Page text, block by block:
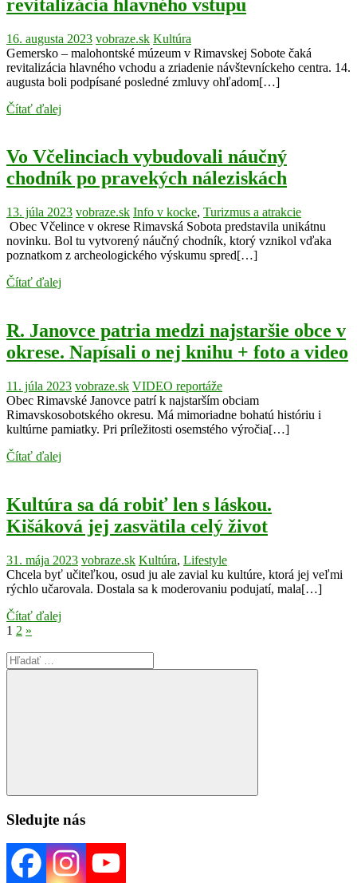
revitalizácia hlavného vstupu
16. augusta 2023 vobraze.sk Kultúra
Gemersko – malohontské múzeum v Rimavskej Sobote čaká
revitalizácia hlavného vchodu a zriadenie návštevníckeho centra. 14.
augusta boli podpísané posledné zmluvy ohľadom[…]
Čítať ďalej
Vo Včelinciach vybudovali náučný
chodník po pravekých náleziskách
13. júla 2023 vobraze.sk Info v kocke, Turizmus a atrakcie
Obec Včelince v okrese Rimavská Sobota predstavila unikátnu
novinku. Bol tu vytvorený náučný chodník, ktorý vznikol vďaka
poznatkom z archeologického výskumu spred[…]
Čítať ďalej
R. Janovce patria medzi najstaršie obce v
okrese. Napísali o nej knihu + foto a video
11. júla 2023 vobraze.sk VIDEO reportáže
Obec Rimavské Janovce patrí k najstarším obciam
Rimavskosobotského okresu. Má mimoriadne bohatú históriu i
kultúrne pamiatky. Pri príležitosti osemstého výročia[…]
Čítať ďalej
Kultúra sa dá robiť len s láskou.
Kišáková jej zasvätila celý život
31. mája 2023 vobraze.sk Kultúra, Lifestyle
Chcela byť učiteľkou, osud ju ale zavial ku kultúre, ktorá jej veľmi
rýchlo učarovala. Dostala sa k moderovaniu podujatí, mala[…]
Čítať ďalej
Stránkovanie
príspevkov
1 2 Next
»
Search
for:
Search
Sledujte nás